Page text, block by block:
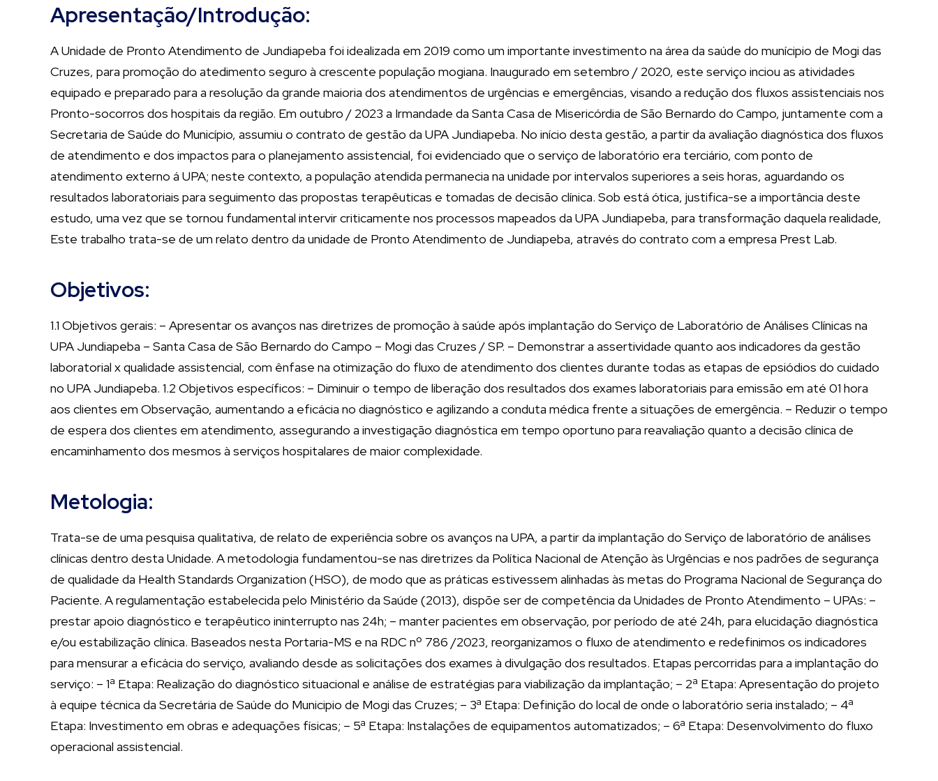
Apresentação/Introdução:
A Unidade de Pronto Atendimento de Jundiapeba foi idealizada em 2019 como um importante investimento na área da saúde do munícipio de Mogi das
Cruzes, para promoção do atedimento seguro à crescente população mogiana. Inaugurado em setembro / 2020, este serviço inciou as atividades
equipado e preparado para a resolução da grande maioria dos atendimentos de urgências e emergências, visando a redução dos fluxos assistenciais nos
Pronto-socorros dos hospitais da região. Em outubro / 2023 a Irmandade da Santa Casa de Misericórdia de São Bernardo do Campo, juntamente com a
Secretaria de Saúde do Município, assumiu o contrato de gestão da UPA Jundiapeba. No início desta gestão, a partir da avaliação diagnóstica dos fluxos
de atendimento e dos impactos para o planejamento assistencial, foi evidenciado que o serviço de laboratório era terciário, com ponto de
atendimento externo á UPA; neste contexto, a população atendida permanecia na unidade por intervalos superiores a seis horas, aguardando os
resultados laboratoriais para seguimento das propostas terapêuticas e tomadas de decisão clínica. Sob está ótica, justifica-se a importância deste
estudo, uma vez que se tornou fundamental intervir criticamente nos processos mapeados da UPA Jundiapeba, para transformação daquela realidade,
Este trabalho trata-se de um relato dentro da unidade de Pronto Atendimento de Jundiapeba, através do contrato com a empresa Prest Lab.
Objetivos:
1.1 Objetivos gerais: – Apresentar os avanços nas diretrizes de promoção à saúde após implantação do Serviço de Laboratório de Análises Clínicas na
UPA Jundiapeba – Santa Casa de São Bernardo do Campo – Mogi das Cruzes / SP. – Demonstrar a assertividade quanto aos indicadores da gestão
laboratorial x qualidade assistencial, com ênfase na otimização do fluxo de atendimento dos clientes durante todas as etapas de epsiódios do cuidado
no UPA Jundiapeba. 1.2 Objetivos específicos: – Diminuir o tempo de liberação dos resultados dos exames laboratoriais para emissão em até 01 hora
aos clientes em Observação, aumentando a eficácia no diagnóstico e agilizando a conduta médica frente a situações de emergência. – Reduzir o tempo
de espera dos clientes em atendimento, assegurando a investigação diagnóstica em tempo oportuno para reavaliação quanto a decisão clínica de
encaminhamento dos mesmos à serviços hospitalares de maior complexidade.
Metologia:
Trata-se de uma pesquisa qualitativa, de relato de experiência sobre os avanços na UPA, a partir da implantação do Serviço de laboratório de análises
clínicas dentro desta Unidade. A metodologia fundamentou-se nas diretrizes da Política Nacional de Atenção às Urgências e nos padrões de segurança
de qualidade da Health Standards Organization (HSO), de modo que as práticas estivessem alinhadas às metas do Programa Nacional de Segurança do
Paciente. A regulamentação estabelecida pelo Ministério da Saúde (2013), dispõe ser de competência da Unidades de Pronto Atendimento – UPAs: –
prestar apoio diagnóstico e terapêutico ininterrupto nas 24h; – manter pacientes em observação, por período de até 24h, para elucidação diagnóstica
e/ou estabilização clínica. Baseados nesta Portaria-MS e na RDC nº 786 /2023, reorganizamos o fluxo de atendimento e redefinimos os indicadores
para mensurar a eficácia do serviço, avaliando desde as solicitações dos exames à divulgação dos resultados. Etapas percorridas para a implantação do
serviço: – 1ª Etapa: Realização do diagnóstico situacional e análise de estratégias para viabilização da implantação; – 2ª Etapa: Apresentação do projeto
à equipe técnica da Secretária de Saúde do Municipio de Mogi das Cruzes; – 3ª Etapa: Definição do local de onde o laboratório seria instalado; – 4ª
Etapa: Investimento em obras e adequações físicas; – 5ª Etapa: Instalações de equipamentos automatizados; – 6ª Etapa: Desenvolvimento do fluxo
operacional assistencial.